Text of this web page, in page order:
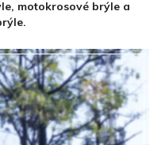
motokrosové brýle a